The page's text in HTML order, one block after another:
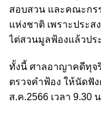
สอบสวน และคณะกร
แห่งชาติ เพราะประส
ไต่สวนมูลฟ้องแล้วปร
ทั้งนี้ ศาลอาญาคดีทุจ
ตรวจคำฟ้อง ให้นัดฟั
ส.ค.2566 เวลา 9.30